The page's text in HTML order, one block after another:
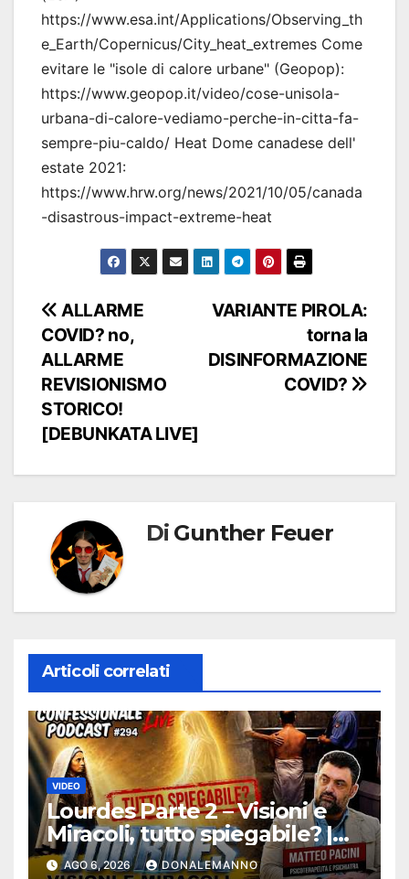
https://www.esa.int/Applications/Observing_th
e_Earth/Copernicus/City_heat_extremes Come
evitare le "isole di calore urbane" (Geopop):
https://www.geopop.it/video/cose-unisola-
urbana-di-calore-vediamo-perche-in-citta-fa-
sempre-piu-caldo/ Heat Dome canadese dell'
estate 2021:
https://www.hrw.org/news/2021/10/05/canada
-disastrous-impact-extreme-heat
Navigazione
articoli
VARIANTE PIROLA:
torna la
DISINFORMAZIONE
COVID?
ALLARME
COVID? no,
ALLARME
REVISIONISMO
STORICO!
[DEBUNKATA LIVE]
Di Gunther Feuer
Articoli correlati
VIDEO
Lourdes Parte 2 – Visioni e
Miracoli, tutto spiegabile? |
Debunking |
AGO 6, 2026 DONALEMANNO